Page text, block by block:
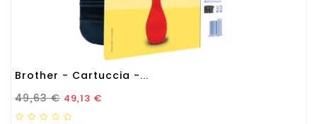
Brother - Cartuccia -...
Prezzo Standard
49,63 € Prezzo
49,13 €